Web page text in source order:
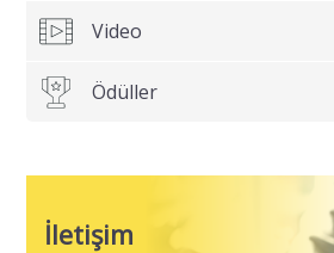
Video
Ödüller
İletişim
Adresiniz